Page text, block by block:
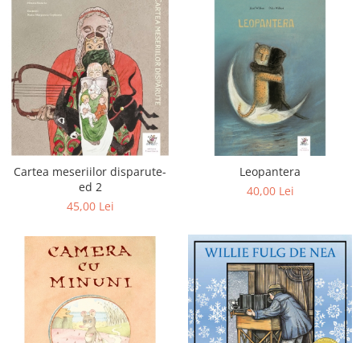
Editura Sophia
Editura Usborne
Editura Vellant
Editura Verba
Cartea meseriilor disparute-
ed 2
45,00 Lei
Leopantera
40,00 Lei